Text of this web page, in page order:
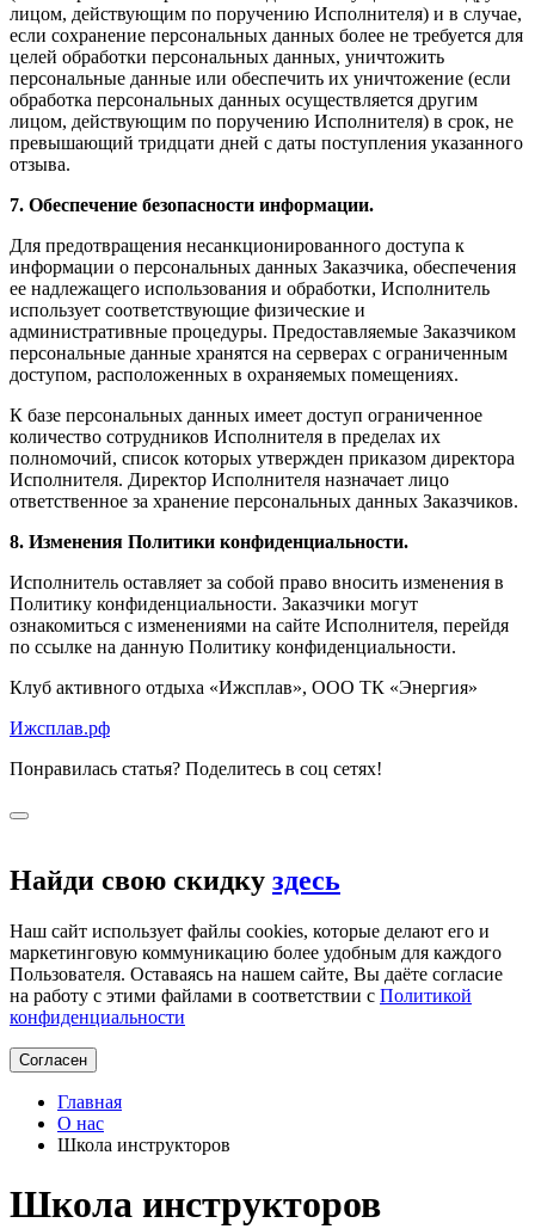
лицом, действующим по поручению Исполнителя) и в случае,
если сохранение персональных данных более не требуется для
целей обработки персональных данных, уничтожить
персональные данные или обеспечить их уничтожение (если
обработка персональных данных осуществляется другим
лицом, действующим по поручению Исполнителя) в срок, не
превышающий тридцати дней с даты поступления указанного
отзыва.
7. Обеспечение безопасности информации.
Для предотвращения несанкционированного доступа к
информации о персональных данных Заказчика, обеспечения
ее надлежащего использования и обработки, Исполнитель
использует соответствующие физические и
административные процедуры. Предоставляемые Заказчиком
персональные данные хранятся на серверах с ограниченным
доступом, расположенных в охраняемых помещениях.
К базе персональных данных имеет доступ ограниченное
количество сотрудников Исполнителя в пределах их
полномочий, список которых утвержден приказом директора
Исполнителя. Директор Исполнителя назначает лицо
ответственное за хранение персональных данных Заказчиков.
8. Изменения Политики конфиденциальности.
Исполнитель оставляет за собой право вносить изменения в
Политику конфиденциальности. Заказчики могут
ознакомиться с изменениями на сайте Исполнителя, перейдя
по ссылке на данную Политику конфиденциальности.
Клуб активного отдыха «Ижсплав», ООО ТК «Энергия»
Ижсплав.рф
Понравилась статья? Поделитесь в соц сетях!
Найди свою скидку здесь
Наш сайт использует файлы cookies, которые делают его и
маркетинговую коммуникацию более удобным для каждого
Пользователя. Оставаясь на нашем сайте, Вы даёте согласие
на работу с этими файлами в соответствии с Политикой
конфиденциальности
Согласен
Главная
О нас
Школа инструкторов
Школа инструкторов